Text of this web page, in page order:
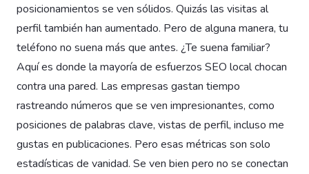
posicionamientos se ven sólidos. Quizás las visitas al
perfil también han aumentado. Pero de alguna manera, tu
teléfono no suena más que antes. ¿Te suena familiar?
Aquí es donde la mayoría de esfuerzos SEO local chocan
contra una pared. Las empresas gastan tiempo
rastreando números que se ven impresionantes, como
posiciones de palabras clave, vistas de perfil, incluso me
gustas en publicaciones. Pero esas métricas son solo
estadísticas de vanidad. Se ven bien pero no se conectan